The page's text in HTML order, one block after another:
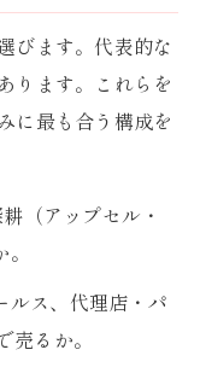
びます。代表的な
ります。これらを
に最も合う構成を
（アップセル・
ルス、代理店・パ
るか。